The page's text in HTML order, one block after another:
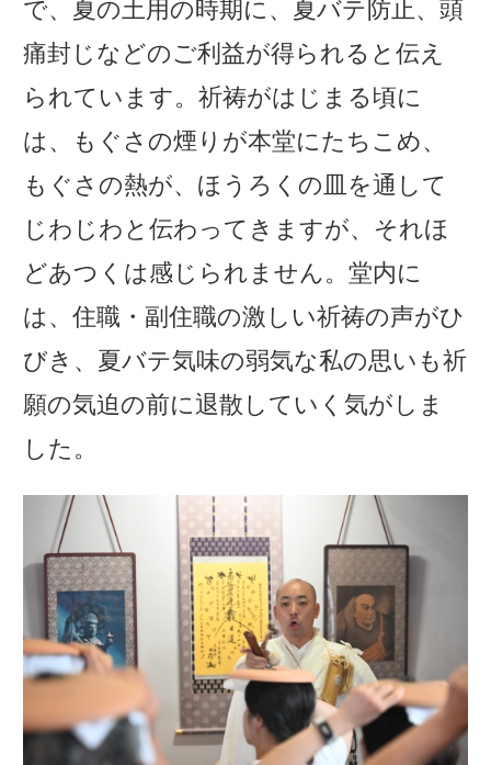
で、夏の土用の時期に、夏バテ防止、頭
痛封じなどのご利益が得られると伝え
られています。祈祷がはじまる頃に
は、もぐさの煙りが本堂にたちこめ、
もぐさの熱が、ほうろくの皿を通して
じわじわと伝わってきますが、それほ
どあつくは感じられません。堂内に
は、住職・副住職の激しい祈祷の声がひ
びき、夏バテ気味の弱気な私の思いも祈
願の気迫の前に退散していく気がしま
した。